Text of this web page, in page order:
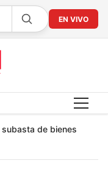
EN VIVO
de bienes